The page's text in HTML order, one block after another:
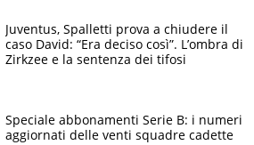
Juventus, Spalletti prova a chiudere il
caso David: “Era deciso così”. L’ombra di
Zirkzee e la sentenza dei tifosi
Speciale abbonamenti Serie B: i numeri
aggiornati delle venti squadre cadette